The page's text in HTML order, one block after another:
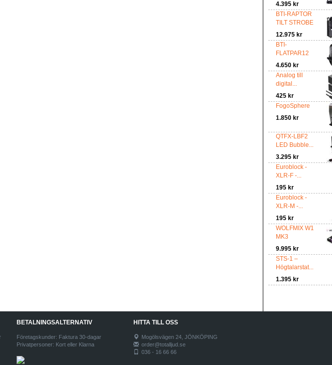
4.395 kr
BTI-RAPTOR
TILT STROBE
12.975 kr
BTI-
FLATPAR12
4.650 kr
Analog till
digital...
425 kr
FogoSphere
1.850 kr
QTFX-LBF2
LED Bubble...
3.295 kr
Euroblock -
XLR-F -...
195 kr
Euroblock -
XLR-M -...
195 kr
WOLFMIX W1
MK3
9.995 kr
STS-1 –
Högtalarstat...
1.395 kr
BETALNINGSALTERNATIV
Företagskunder: Faktura 30-dagar
Privatpersoner: Kort eller Klarna
HITTA TILL OSS
Mogölsvägen 24, JÖNKÖPING
order@totalljud.se
036 - 16 66 66